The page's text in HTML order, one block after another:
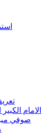
الامام
صوفي